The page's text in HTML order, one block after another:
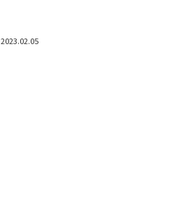
2023.02.05